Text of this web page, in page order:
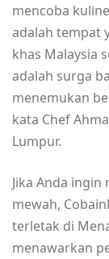
mencoba
adalah tempat
khas Malaysia
adalah surga
menemukan
kata Chef
Lumpur.
Jika Anda
mewah,
terletak di
menawarkan